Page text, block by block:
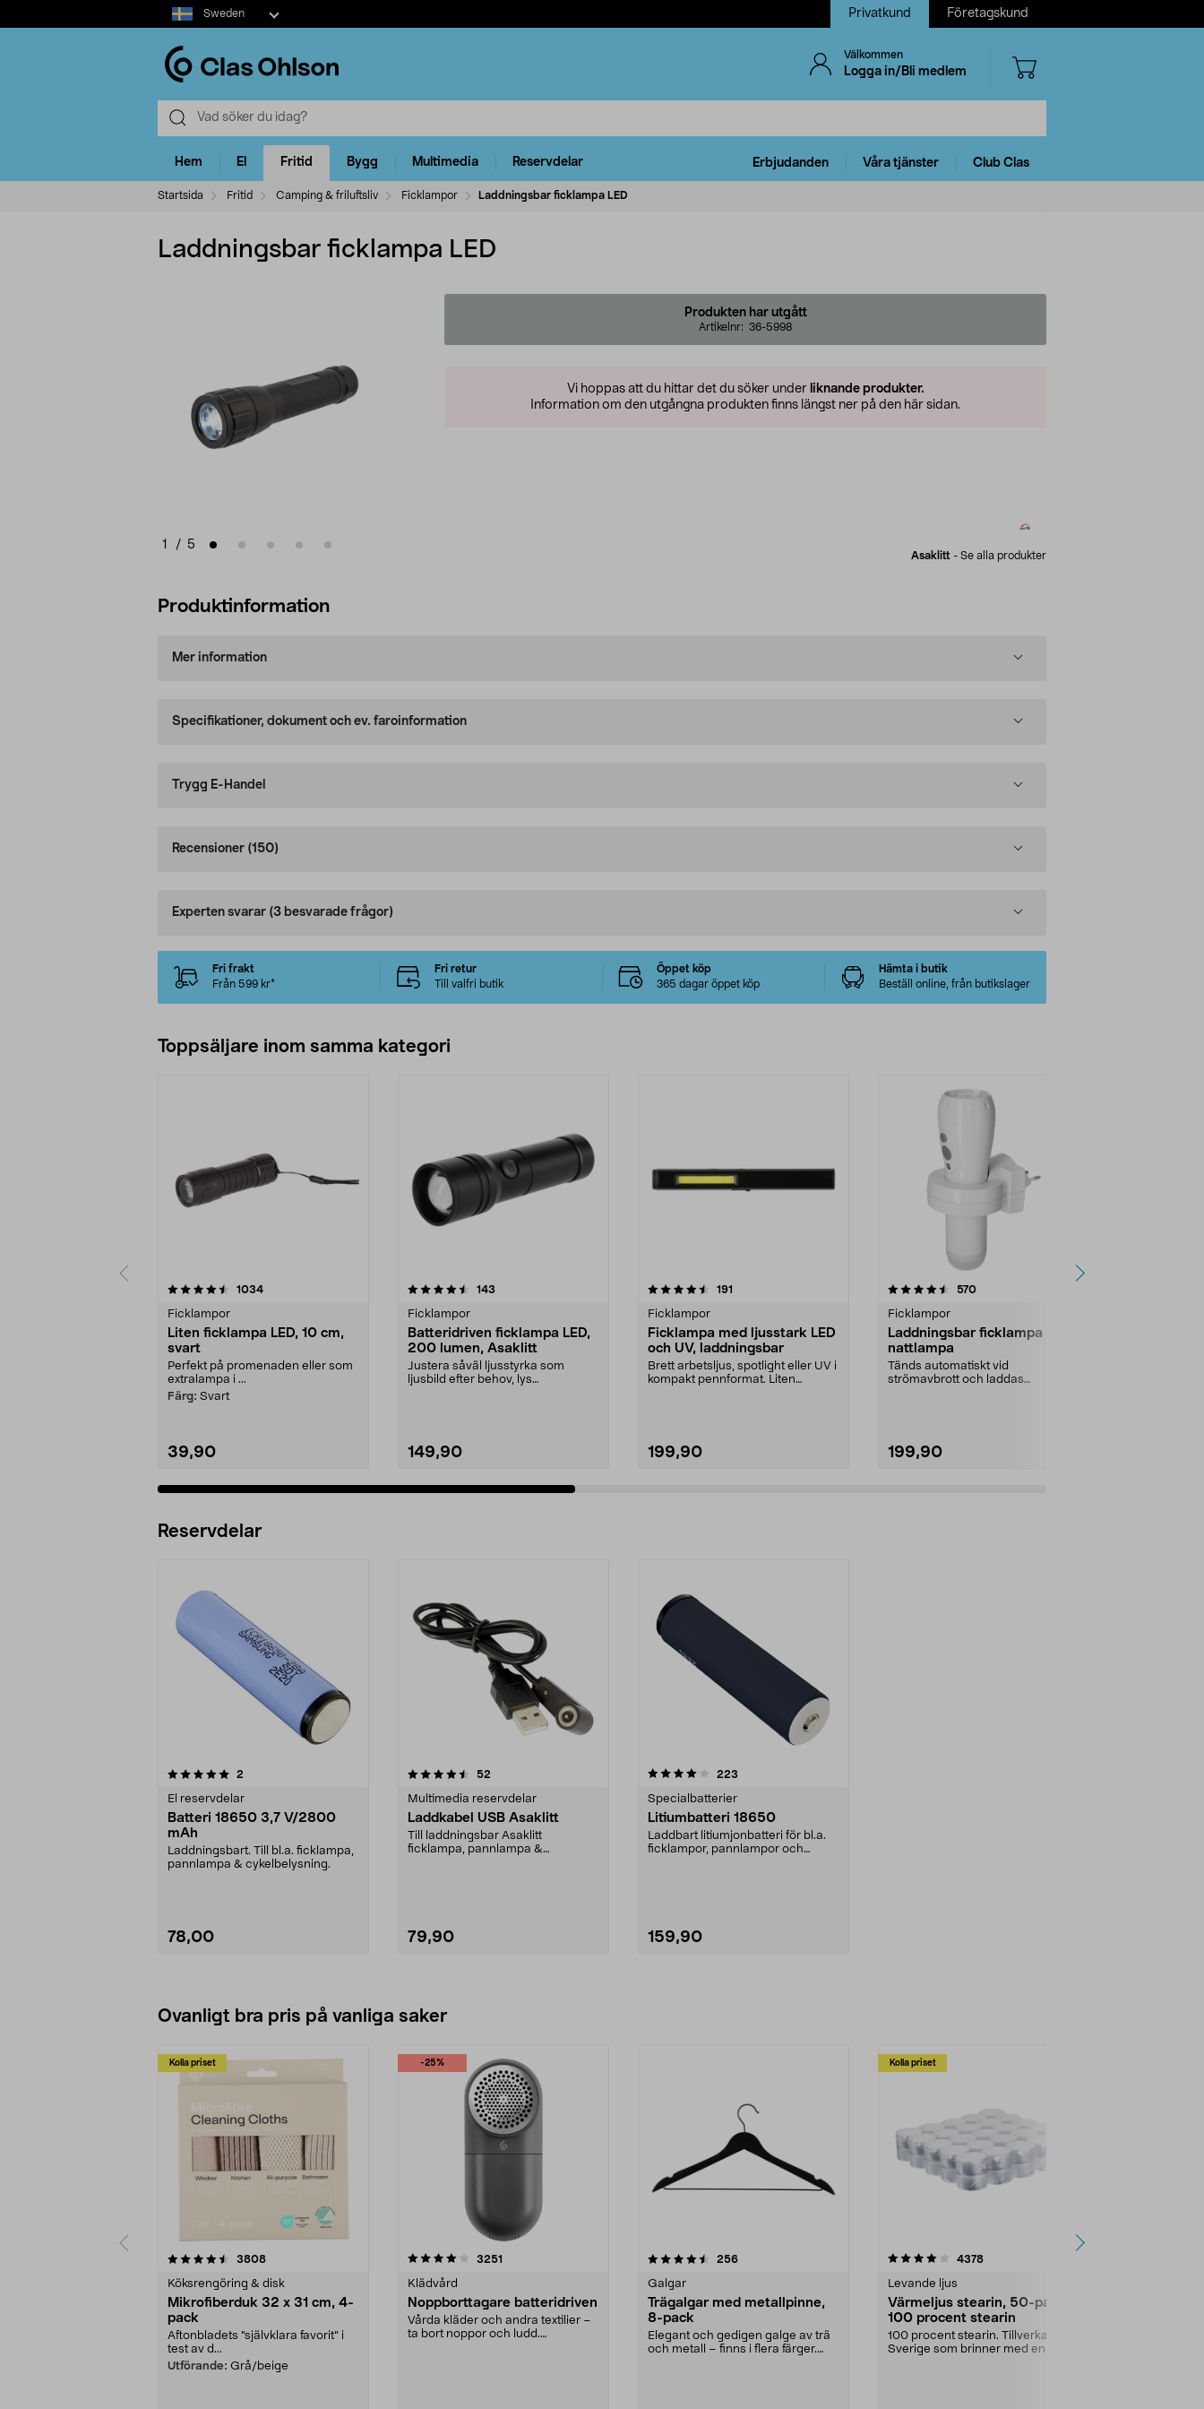
Select
market
Sweden Privatkund Företagskund
Välkommen
Logga in/Bli medlem
Hem El Fritid Bygg Multimedia Reservdelar Erbjudanden Våra tjänster Club Clas
Startsida Fritid Camping & friluftsliv Ficklampor Laddningsbar ficklampa LED
Laddningsbar ficklampa LED
1 / 5
Produkten har utgått
Artikelnr: 36-5998
Vi hoppas att du hittar det du söker under liknande produkter.
Information om den utgångna produkten finns längst ner på den här sidan.
Asaklitt - Se alla produkter
Produktinformation
Mer information
Specifikationer, dokument och ev. faroinformation
Trygg E-Handel
Recensioner (150)
Experten svarar (3 besvarade frågor)
Fri frakt
Från 599 kr*
Fri retur
Till valfri butik
Öppet köp
365 dagar öppet köp
Hämta i butik
Beställ online, från butikslager
Toppsäljare inom samma kategori
1034recensioner
Ficklampor
Liten ficklampa LED, 10 cm,
svart
Perfekt på promenaden eller som
extralampa i ...
Färg: Svart
39,90
4.5 av 5 stjärnor 143
Ficklampor
Batteridriven ficklampa LED,
200 lumen, Asaklitt
Justera såväl ljusstyrka som
ljusbild efter behov, lys
149,90
4.5 av 5 stjärnor 191
Ficklampor
Ficklampa med ljusstark LED
och UV, laddningsbar
Brett arbetsljus, spotlight eller UV i
kompakt pennformat. Liten
199,90
4.5 av 5 stjärnor 570recensioner
Ficklampor
Laddningsbar ficklampa med
nattlampa
Tänds automatiskt vid
strömavbrott och laddas
199,90
4.5 av 5 stjärnor
Reservdelar
2
El reservdelar
Batteri 18650 3,7 V/2800
mAh
Laddningsbart. Till bl.a. ficklampa,
pannlampa & cykelbelysning.
78,00
4.5av 5 stjärnor 52
Multimedia reservdelar
Laddkabel USB Asaklitt
Till laddningsbar Asaklitt
ficklampa, pannlampa &
79,90
4.0av 5 stjärnor 223
Specialbatterier
Litiumbatteri 18650
Laddbart litiumjonbatteri för bl.a.
ficklampor, pannlampor och
159,90
Ovanligt bra pris på vanliga saker
Kolla priset
3808recensioner
Köksrengöring & disk
Mikrofiberduk 32 x 31 cm, 4-
pack
Aftonbladets "självklara favorit” i
test av d...
Utförande: Grå/beige
-25%
4.0av 5 stjärnor 3251
Klädvård
Noppborttagare batteridriven
Vårda kläder och andra textilier –
ta bort noppor och ludd.
4.5av 5 stjärnor 256recensioner
Galgar
Trägalgar med metallpinne,
8-pack
Elegant och gedigen galge av trä
och metall – finns i flera färger.
Kolla priset
4.0av 5 stjärnor 4378recensioner
Levande ljus
Värmeljus stearin, 50-pack,
100 procent stearin
100 procent stearin. Tillverkade i
Sverige som brinner med en
4.5av 5 stjärnor